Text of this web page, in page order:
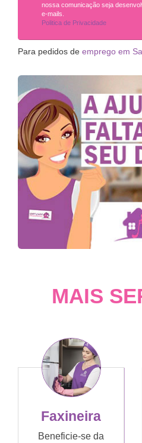
nossa comunicação seja
e-mails.
Politica de Privacidade
Para pedidos de emprego em
MAIS
Faxineira
Beneficie-se da